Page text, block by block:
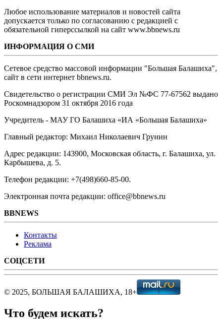
Любое использование материалов и новостей сайта
допускается только по согласованию с редакцией с
обязательной гиперссылкой на сайт www.bbnews.ru
ИНФОРМАЦИЯ О СМИ
Сетевое средство массовой информации "Большая Балашиха",
сайт в сети интернет bbnews.ru.
Свидетельство о регистрации СМИ Эл №ФС ‎77-67562 выдано
Роскомнадзором 31 октября 2016 года
Учредитель - МАУ ГО Балашиха «ИА «Большая Балашиха»
Главный редактор: Михаил Николаевич Грунин
Адрес редакции: 143900, Московская область, г. Балашиха, ул.
Карбышева, д. 5.
Телефон редакции: +7(498)660-85-00.
Электронная почта редакции: office@bbnews.ru
BBNEWS
Контакты
Реклама
СОЦСЕТИ
© 2025, БОЛЬШАЯ БАЛАШИХА, 18+
Что будем искать?